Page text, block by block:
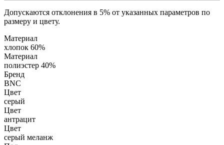
Допускаются отклонения в 5% от указанных параметров по
размеру и цвету.
Материал
хлопок 60%
Материал
полиэстер 40%
Бренд
BNC
Цвет
серый
Цвет
антрацит
Цвет
серый меланж